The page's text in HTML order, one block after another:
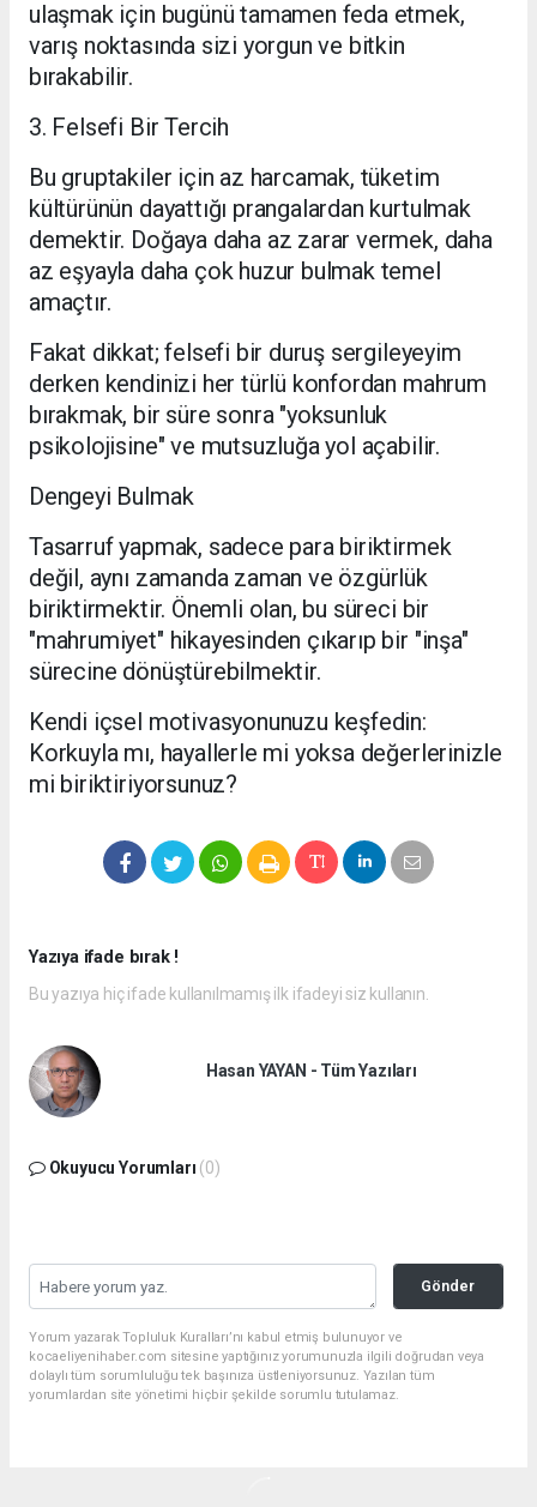
ulaşmak için bugünü tamamen feda etmek,
varış noktasında sizi yorgun ve bitkin
bırakabilir.
​3. Felsefi Bir Tercih
​Bu gruptakiler için az harcamak, tüketim
kültürünün dayattığı prangalardan kurtulmak
demektir. Doğaya daha az zarar vermek, daha
az eşyayla daha çok huzur bulmak temel
amaçtır.
​Fakat dikkat; felsefi bir duruş sergileyeyim
derken kendinizi her türlü konfordan mahrum
bırakmak, bir süre sonra "yoksunluk
psikolojisine" ve mutsuzluğa yol açabilir.
​Dengeyi Bulmak
​Tasarruf yapmak, sadece para biriktirmek
değil, aynı zamanda zaman ve özgürlük
biriktirmektir. Önemli olan, bu süreci bir
"mahrumiyet" hikayesinden çıkarıp bir "inşa"
sürecine dönüştürebilmektir.
​Kendi içsel motivasyonunuzu keşfedin:
Korkuyla mı, hayallerle mi yoksa değerlerinizle
mi biriktiriyorsunuz?
Yazıya ifade bırak !
Bu yazıya hiç ifade kullanılmamış ilk ifadeyi siz kullanın.
Hasan YAYAN - Tüm Yazıları
Okuyucu Yorumları (0)
Gönder
Yorum yazarak Topluluk Kuralları’nı kabul etmiş bulunuyor ve
kocaeliyenihaber.com sitesine yaptığınız yorumunuzla ilgili doğrudan veya
dolaylı tüm sorumluluğu tek başınıza üstleniyorsunuz. Yazılan tüm
yorumlardan site yönetimi hiçbir şekilde sorumlu tutulamaz.